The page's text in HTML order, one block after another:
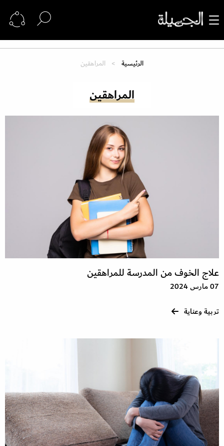
الرئيسية المراهقين
المراهقين
علاج الخوف من المدرسة للمراهقين
07 مارس 2024
تربية وعناية